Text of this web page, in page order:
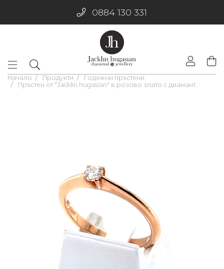
0884 130 331
Начало Продукти
Годежни пръстени
Пръстен от "Jacklin hugasian" в розово злато с диамант.